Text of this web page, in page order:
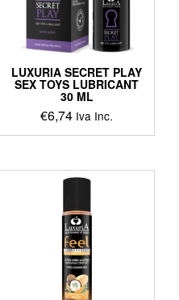
LUXURIA SECRET PLAY
SEX TOYS LUBRICANT
30 ML
€6,74 Iva Inc.